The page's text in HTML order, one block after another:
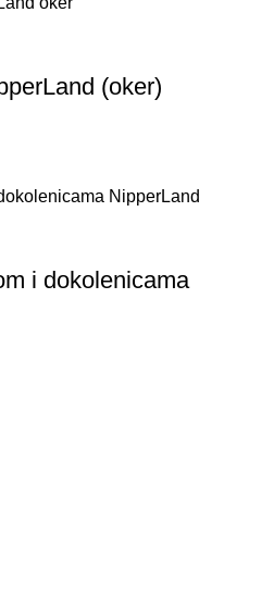
(oker)
i dokolenicama